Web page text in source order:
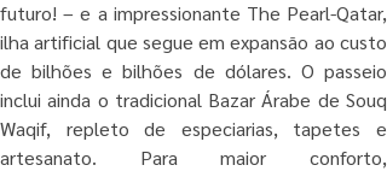
futuro! – e a impressionante The Pearl-Qatar,
ilha artificial que segue em expansão ao custo
de bilhões e bilhões de dólares. O passeio
inclui ainda o tradicional Bazar Árabe de Souq
Waqif, repleto de especiarias, tapetes e
artesanato. Para maior conforto,